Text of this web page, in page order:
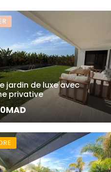
jardin de luxe avec
privative